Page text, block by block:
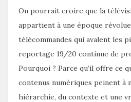
On pourrait croire que la
appartient à une époque
télécommandes qui avalent les
reportage 19/20 continue de
Pourquoi ? Parce qu’il offre ce
contenus numériques peinent à
hiérarchie, du contexte et une